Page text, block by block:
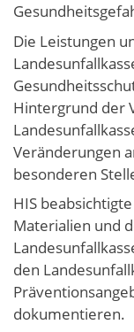
Die Leistungen
Hintergrund der
Veränderungen
besonderen
HIS
Materialien und
den
dokumentieren.